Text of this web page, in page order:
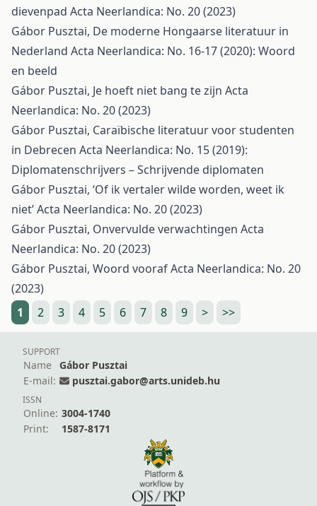
dievenpad Acta Neerlandica: No. 20 (2023)
Gábor Pusztai, De moderne Hongaarse literatuur in
Nederland Acta Neerlandica: No. 16-17 (2020): Woord
en beeld
Gábor Pusztai, Je hoeft niet bang te zijn Acta
Neerlandica: No. 20 (2023)
Gábor Pusztai, Caraïbische literatuur voor studenten
in Debrecen Acta Neerlandica: No. 15 (2019):
Diplomatenschrijvers – Schrijvende diplomaten
Gábor Pusztai, ‘Of ik vertaler wilde worden, weet ik
niet’Acta Neerlandica: No. 20 (2023)
Gábor Pusztai, Onvervulde verwachtingen Acta
Neerlandica: No. 20 (2023)
Gábor Pusztai, Woord voorafActa Neerlandica: No. 20
(2023)
1
2 3 4 5 6 7 8 9 > >>
SUPPORT
Name
Gábor Pusztai
E-mail:
pusztai.gabor@arts.unideb.hu
ISSN
Online: 3004-1740
Print:
1587-8171